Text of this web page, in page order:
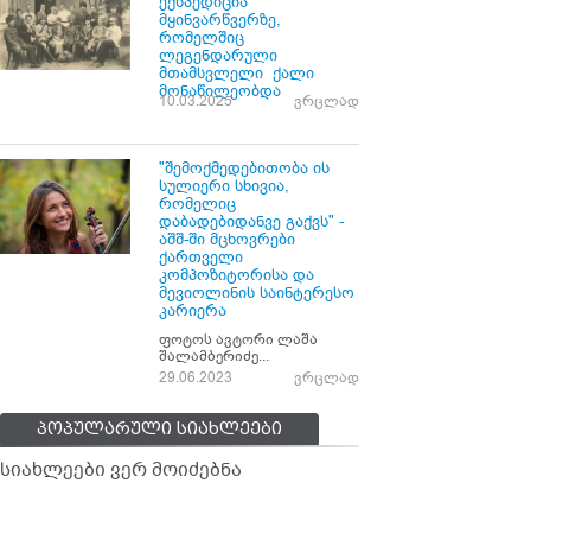
მყინვარწვერზე,
რომელშიც
ლეგენდარული
მთამსვლელი ქალი
მონაწილეობდა
10.03.2025 ვრცლად
"შემოქმედებითობა ის
სულიერი სხივია,
რომელიც
დაბადებიდანვე გაქვს" -
აშშ-ში მცხოვრები
ქართველი
კომპოზიტორისა და
მევიოლინის საინტერესო
კარიერა
ფოტოს ავტორი ლაშა
შალამბერიძე...
29.06.2023
ვრცლად
პოპულარული სიახლეები
სიახლეები ვერ მოიძებნა